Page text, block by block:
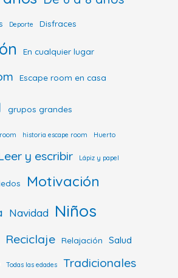
Deporte Disfraces
En cualquier lugar
Escape room en casa
grupos grandes
historia escape room Huerto
y escribir Lápiz y papel
Motivación
Navidad Niños
Reciclaje Relajación Salud
Todas las edades Tradicionales